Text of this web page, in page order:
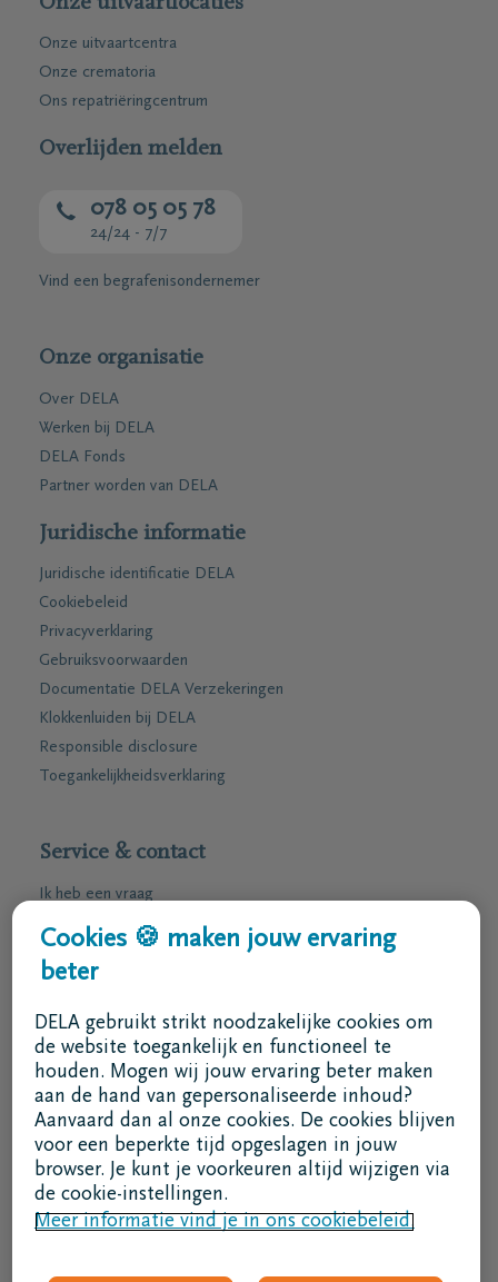
Onze uitvaartcentra
Onze crematoria
Ons repatriëringcentrum
Overlijden melden
078 05 05 78
24/24 - 7/7
Vind een begrafenisondernemer
Onze organisatie
Over DELA
Werken bij DELA
DELA Fonds
Partner worden van DELA
Juridische informatie
Juridische identificatie DELA
Cookiebeleid
Privacyverklaring
Gebruiksvoorwaarden
Documentatie DELA Verzekeringen
Klokkenluiden bij DELA
Responsible disclosure
Toegankelijkheidsverklaring
Service & contact
Ik heb een vraag
Ik wens een afspraak
Ik wens een brochure per post
ma - vr 8u30 -17u
Ik ben een bemiddelaar
Aanmelden in DELAconnect
Ik ben een leverancier
MVO code
Cookies 🍪 maken jouw ervaring
beter
DELA gebruikt strikt noodzakelijke cookies om
de website toegankelijk en functioneel te
houden. Mogen wij jouw ervaring beter maken
aan de hand van gepersonaliseerde inhoud?
Aanvaard dan al onze cookies. De cookies blijven
voor een beperkte tijd opgeslagen in jouw
browser. Je kunt je voorkeuren altijd wijzigen via
de cookie-instellingen.
Meer informatie vind je in ons cookiebeleid.